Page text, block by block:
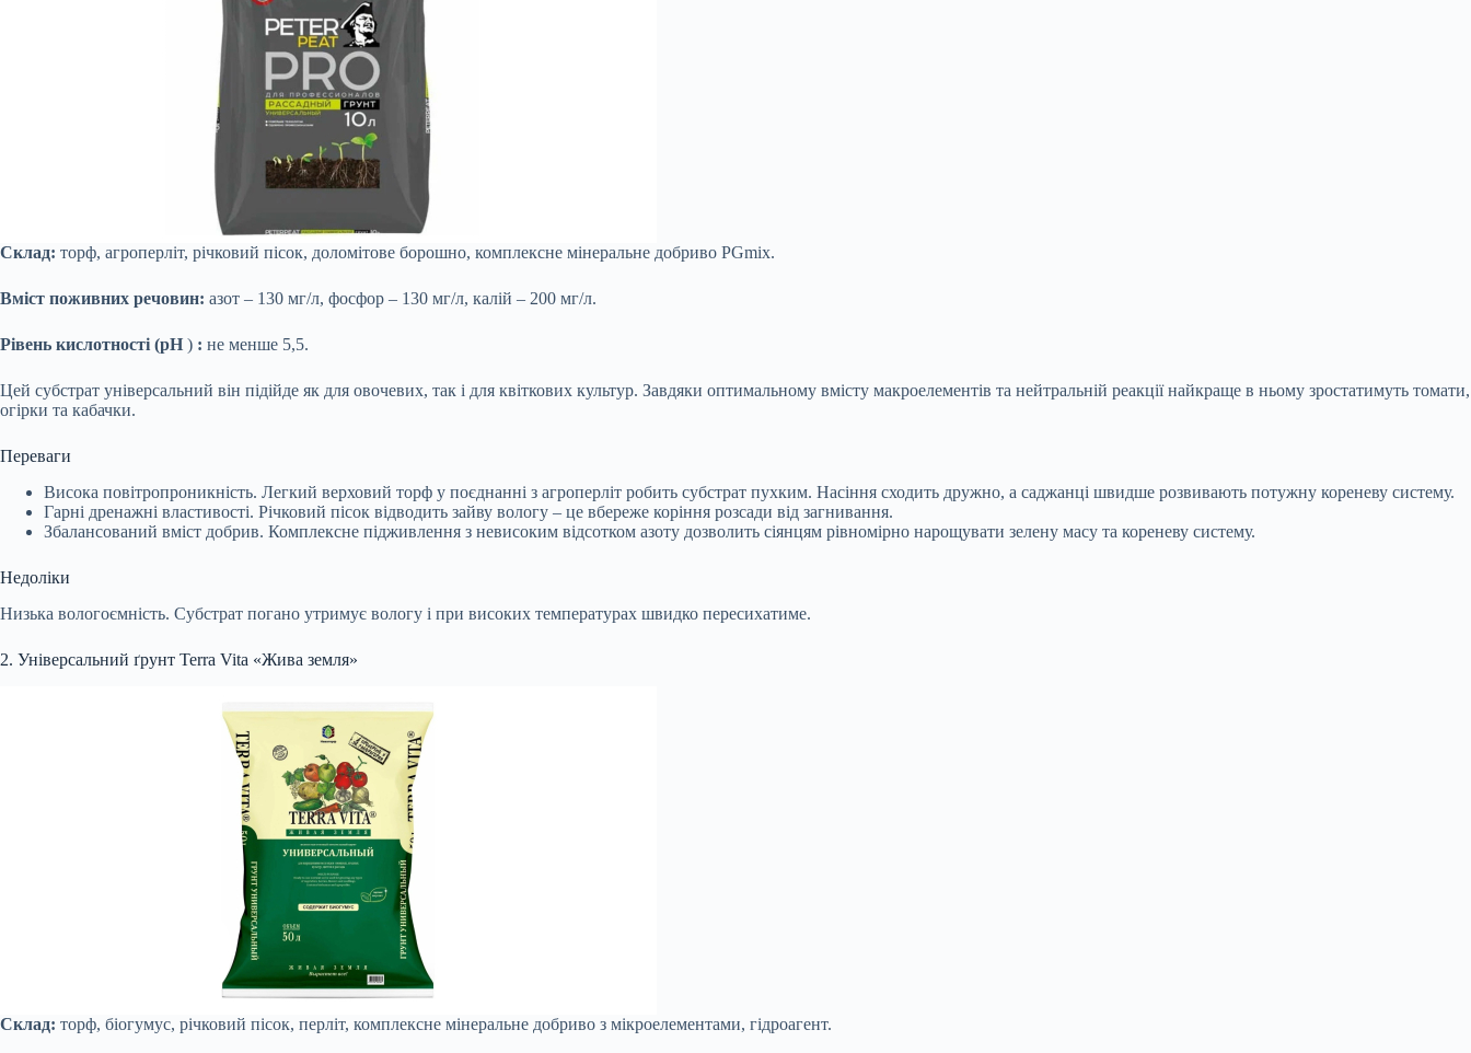
Склад: торф, агроперліт, річковий пісок, доломітове борошно, комплексне мінеральне добриво PGmix.
Вміст поживних речовин: азот – 130 мг/л, фосфор – 130 мг/л, калій – 200 мг/л.
Рівень кислотності (pH ) : не менше 5,5.
Цей субстрат універсальний він підійде як для овочевих, так і для квіткових культур. Завдяки оптимальному вмісту макроелементів та нейтральній реакції найкраще в ньому зростатимуть томати,
огірки та кабачки.
Переваги
Висока повітропроникність. Легкий верховий торф у поєднанні з агроперліт робить субстрат пухким. Насіння сходить дружно, а саджанці швидше розвивають потужну кореневу систему.
Гарні дренажні властивості. Річковий пісок відводить зайву вологу – це вбереже коріння розсади від загнивання.
Збалансований вміст добрив. Комплексне підживлення з невисоким відсотком азоту дозволить сіянцям рівномірно нарощувати зелену масу та кореневу систему.
Недоліки
Низька вологоємність. Субстрат погано утримує вологу і при високих температурах швидко пересихатиме.
2. Універсальний ґрунт Terra Vita «Жива земля»
Склад: торф, біогумус, річковий пісок, перліт, комплексне мінеральне добриво з мікроелементами, гідроагент.